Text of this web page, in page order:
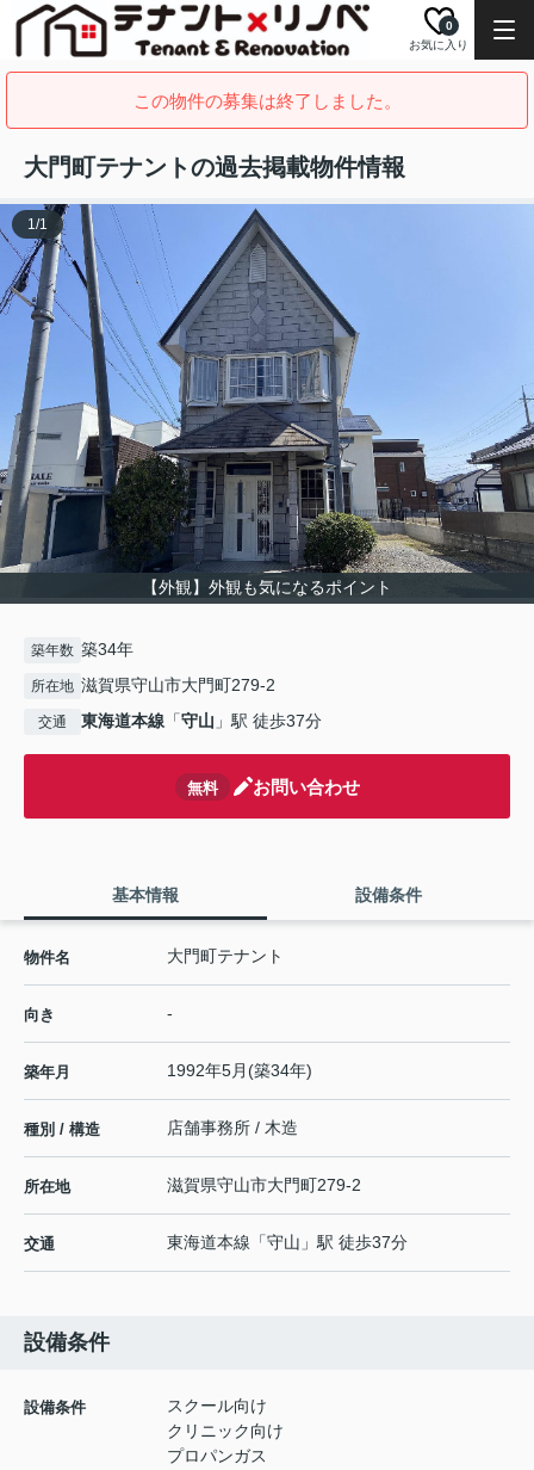
お気に入り
0
この物件の募集は終了しました。
大門町テナントの過去掲載物件情報
【外観】外観も気になるポイント
1/1
築年数 築34年
所在地 滋賀県守山市大門町279-2
交通 東海道本線 「守山 」駅 徒歩37分
無料 お問い合わせ
基本情報 設備条件
物件名 大門町テナント
向き -
築年月 1992年5月(築34年)
種別 / 構造 店舗事務所 / 木造
所在地 滋賀県守山市大門町279-2
交通 東海道本線 「守山 」駅 徒歩37分
設備条件
設備条件
スクール向け
クリニック向け
プロパンガス